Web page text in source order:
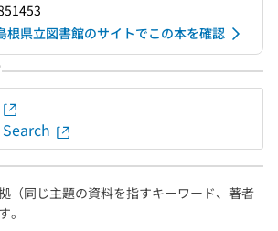
根県立図書館のサイトでこの本を確認
（同じ主題の資料を指すキーワード、著者
。